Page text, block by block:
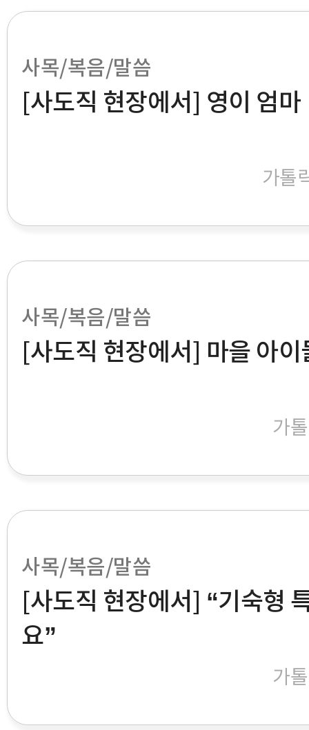
사목/복음/말씀
[사도직 현장에서] 영이 엄마
가톨
사목/복음/말씀
[사도직 현장에서] 마을 아이
가
사목/복음/말씀
[사도직 현장에서] “기숙형
요”
가